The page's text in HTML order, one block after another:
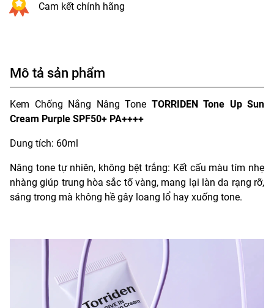
Cam kết chính hãng
Mô tả sản phẩm
Kem Chống Nắng Nâng Tone TORRIDEN Tone Up Sun
Cream Purple SPF50+ PA++++
Dung tích: 60ml
Nâng tone tự nhiên, không bệt trắng: Kết cấu màu tím nhẹ
nhàng giúp trung hòa sắc tố vàng, mang lại làn da rạng rỡ,
sáng trong mà không hề gây loang lổ hay xuống tone.